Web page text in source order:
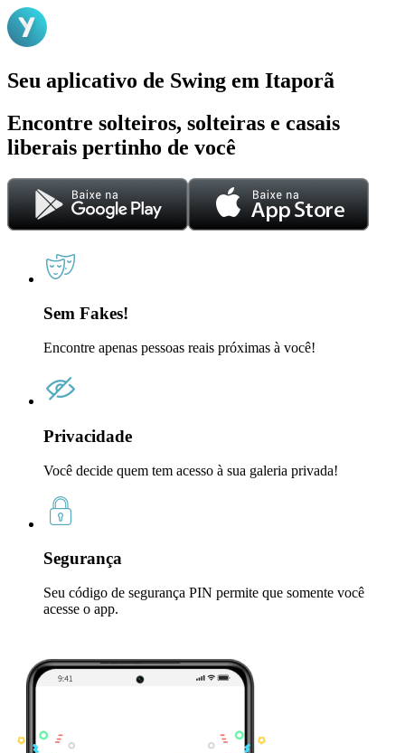
Seu aplicativo de Swing em Itaporã
Encontre solteiros, solteiras e casais
liberais pertinho de você
Sem Fakes!
Encontre apenas pessoas reais próximas à você!
Privacidade
Você decide quem tem acesso à sua galeria privada!
Segurança
Seu código de segurança PIN permite que somente você
acesse o app.